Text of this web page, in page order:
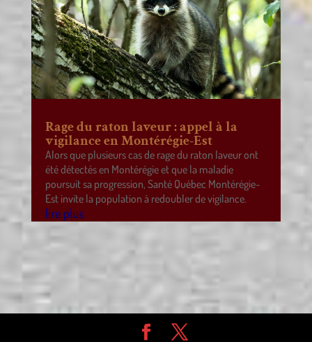
Rage du raton laveur : appel à la
vigilance en Montérégie-Est
Alors que plusieurs cas de rage du raton laveur ont
été détectés en Montérégie et que la maladie
poursuit sa progression, Santé Québec Montérégie-
Est invite la population à redoubler de vigilance.
lire plus